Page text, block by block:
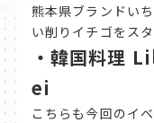
熊本県ブランドい
い削りイチゴをス
・韓国料理
ei
こちらも今回のイ